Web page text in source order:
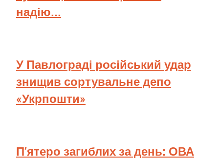
надію...
У Павлограді російський удар
знищив сортувальне депо
«Укрпошти»
П’ятеро загиблих за день: ОВА